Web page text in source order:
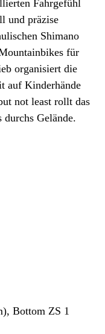
Fahrgefühl
und präzise
Shimano
für
organisiert die
auf Kinderhände
not least rollt das
Gelände.
Bottom ZS 1